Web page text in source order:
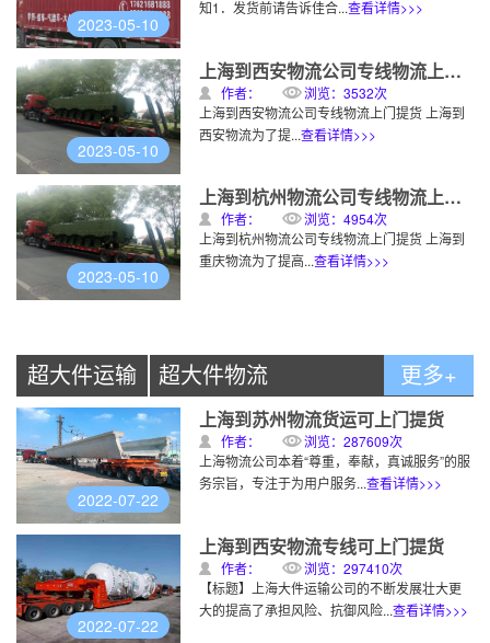
2023-05-10
知1．发货前请告诉佳合...查看详情>>>
2023-05-10
上海到西安物流公司专线物流上门提货
作者：
浏览：3532次
上海到西安物流公司专线物流上门提货 上海到
西安物流为了提...查看详情>>>
2023-05-10
上海到杭州物流公司专线物流上门提货
作者：
浏览：4954次
上海到杭州物流公司专线物流上门提货 上海到
重庆物流为了提高...查看详情>>>
超大件运输 超大件物流 更多+
2022-07-22
上海到苏州物流货运可上门提货
作者：
浏览：287609次
上海物流公司本着“尊重，奉献，真诚服务”的服
务宗旨，专注于为用户服务...查看详情>>>
2022-07-22
上海到西安物流专线可上门提货
作者：
浏览：297410次
【标题】上海大件运输公司的不断发展壮大更
大的提高了承担风险、抗御风险...查看详情>>>